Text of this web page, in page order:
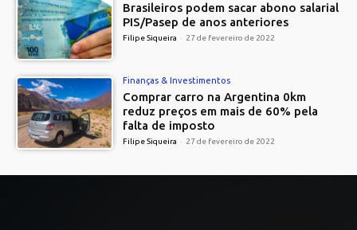
Brasileiros podem sacar abono salarial
PIS/Pasep de anos anteriores
Filipe Siqueira - 27 de fevereiro de 2022
Finanças & Investimentos
Comprar carro na Argentina 0km
reduz preços em mais de 60% pela
falta de imposto
Filipe Siqueira - 27 de fevereiro de 2022